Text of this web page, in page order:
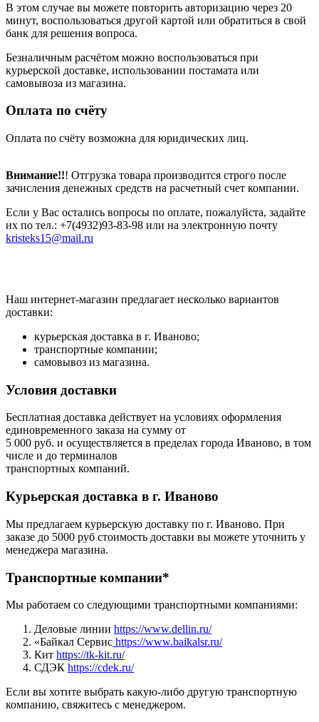
В этом случае вы можете повторить авторизацию через 20
минут, воспользоваться другой картой или обратиться в свой
банк для решения вопроса.
Безналичным расчётом можно воспользоваться при
курьерской доставке, использовании постамата или
самовывоза из магазина.
Оплата по счёту
Оплата по счёту возможна для юридических лиц.
Внимание!!! Отгрузка товара производится строго после
зачисления денежных средств на расчетный счет компании.
Если у Вас остались вопросы по оплате, пожалуйста, задайте
их по тел.: +7(4932)93-83-98 или на электронную почту
kristeks15@mail.ru
Наш интернет-магазин предлагает несколько вариантов
доставки:
курьерская доставка в г. Иваново;
транспортные компании;
самовывоз из магазина.
Условия доставки
Бесплатная доставка действует на условиях оформления
единовременного заказа на сумму от
5 000 руб. и осуществляется в пределах города Иваново, в том
числе и до терминалов
транспортных компаний.
Курьерская доставка в г. Иваново
Мы предлагаем курьерскую доставку по г. Иваново. При
заказе до 5000 руб стоимость доставки вы можете уточнить у
менеджера магазина.
Транспортные компании*
Мы работаем со следующими транспортными компаниями:
Деловые линии https://www.dellin.ru/
«Байкал Сервис https://www.baikalsr.ru/
Кит https://tk-kit.ru/
СДЭК https://cdek.ru/
Если вы хотите выбрать какую-либо другую транспортную
компанию, свяжитесь с менеджером.